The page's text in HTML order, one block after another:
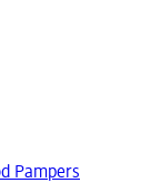
Pampers